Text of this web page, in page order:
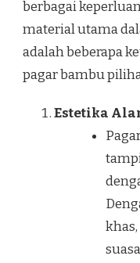
berbagai
material utama
adalah beberapa
pagar bambu
Estetika